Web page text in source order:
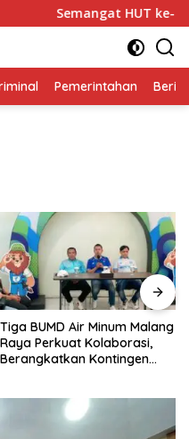
81 RI, AKP Adik Agus
Pemerintahan
Tiga BUMD Air Minum Malang
Raya Perkuat Kolaborasi,
Berangkatkan Kontingen